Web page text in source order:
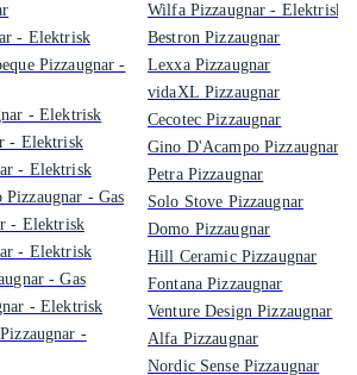
- Elektrisk
Pizzaugnar -
- Elektrisk
- Elektrisk
- Elektrisk
- Gas
- Elektrisk
- Elektrisk
- Gas
- Elektrisk
-
Wilfa Pizzaugnar - Elektrisk
Bestron Pizzaugnar
Lexxa Pizzaugnar
vidaXL Pizzaugnar
Cecotec Pizzaugnar
Gino D'Acampo Pizzaugnar
Petra Pizzaugnar
Solo Stove Pizzaugnar
Domo Pizzaugnar
Hill Ceramic Pizzaugnar
Fontana Pizzaugnar
Venture Design Pizzaugnar
Alfa Pizzaugnar
Nordic Sense Pizzaugnar